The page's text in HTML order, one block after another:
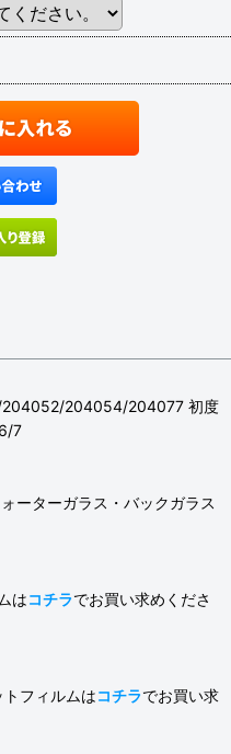
204054/204077 初度
7
ーターガラス・バックガラス
はコチラでお買い求めくださ
フィルムはコチラでお買い求